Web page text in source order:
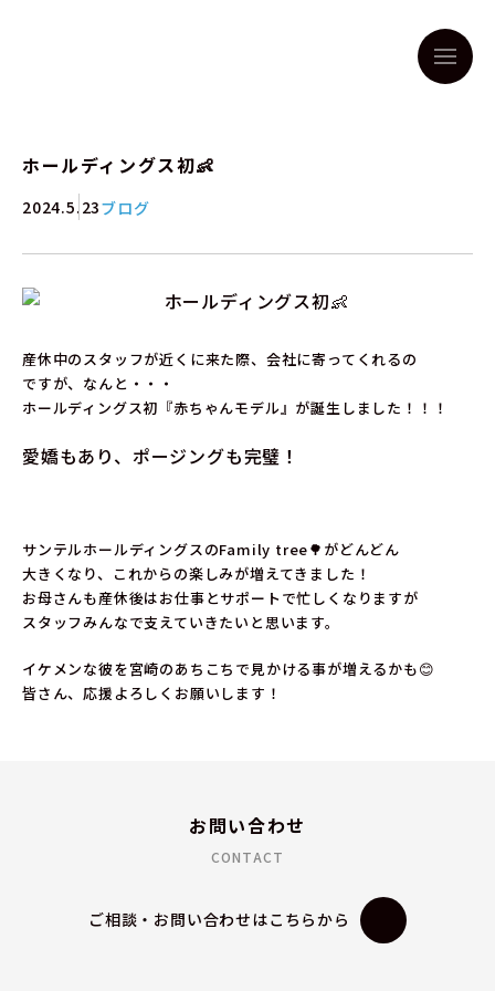
ホールディングス初👶
2024.5.23ブログ
産休中のスタッフが近くに来た際、会社に寄ってくれるの
ですが、なんと・・・
ホールディングス初『赤ちゃんモデル』が誕生しました！！！
愛嬌もあり、ポージングも完璧！
サンテルホールディングスのFamily tree🌳がどんどん
大きくなり、これからの楽しみが増えてきました！
お母さんも産休後はお仕事とサポートで忙しくなりますが
スタッフみんなで支えていきたいと思います。
イケメンな彼を宮崎のあちこちで見かける事が増えるかも😊
皆さん、応援よろしくお願いします！
お問い合わせ
CONTACT
ご相談・お問い合わせはこちらから